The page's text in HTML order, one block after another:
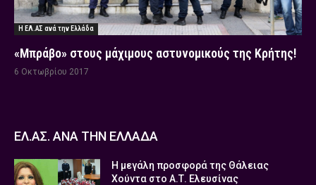
Η ΕΛ.ΑΣ ανά την Ελλάδα
«Μπράβο» στους μάχιμους αστυνομικούς της Κρήτης!
6 Οκτωβρίου 2017
ΕΛ.ΑΣ. ΑΝΑ ΤΗΝ ΕΛΛΑΔΑ
Η μεγάλη προσφορά της Θάλειας
Χούντα στο Α.Τ. Ελευσίνας